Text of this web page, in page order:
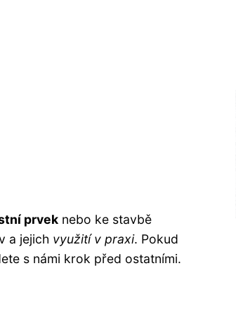
prvek nebo ke stavbě
a jejich využití v praxi. Pokud
s námi krok před ostatními.